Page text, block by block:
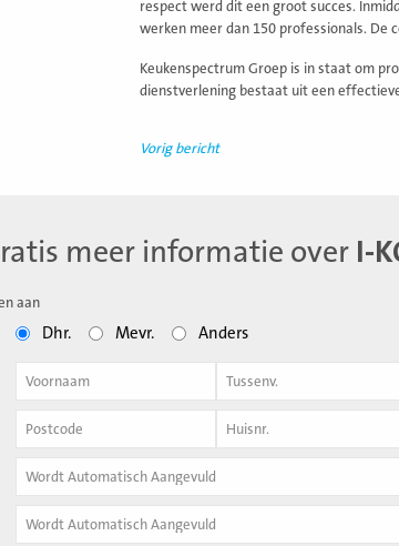
respect werd dit een groot succes.
werken meer dan 150 professionals. De
Keukenspectrum Groep is in staat om
dienstverlening bestaat uit een
Vorig bericht
meer informatie over I-
aan
Dhr. Mevr. Anders